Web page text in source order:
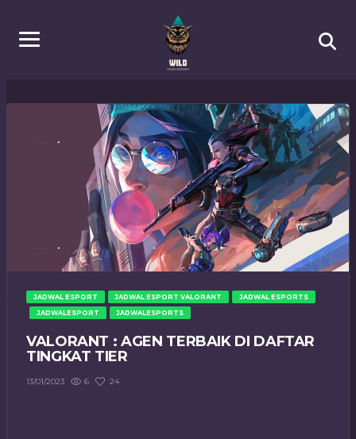
JADWAL ESPORT JADWAL ESPORT VALORANT
JADWAL ESPORTS
JADWALESPORT
JADWALESPORTS
VALORANT : AGEN TERBAIK DI DAFTAR
TINGKAT TIER
13/01/2023 6 24